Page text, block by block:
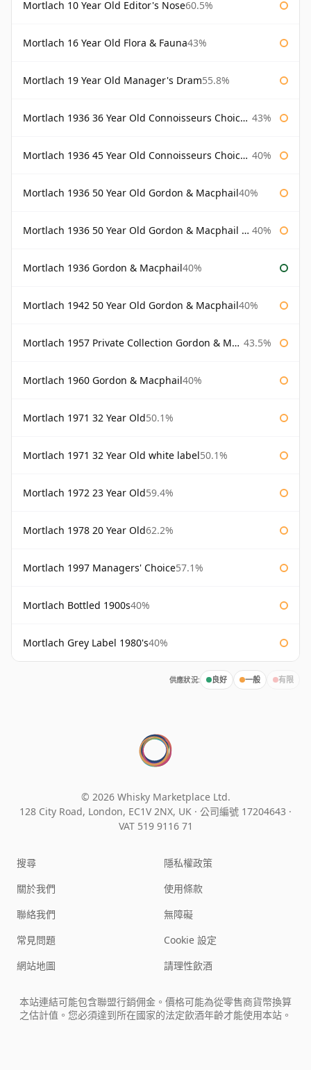
Mortlach 10 Year Old Editor's Nose60.5%
Mortlach 16 Year Old Flora & Fauna43%
Mortlach 19 Year Old Manager's Dram55.8%
Mortlach 1936 36 Year Old Connoisseurs Choice Gordon & Macphail 43%
Mortlach 1936 45 Year Old Connoisseurs Choice Gordon & Macphail 40%
Mortlach 1936 50 Year Old Gordon & Macphail40%
Mortlach 1936 50 Year Old Gordon & Macphail 75cl 40%
Mortlach 1936 Gordon & Macphail40%
Mortlach 1942 50 Year Old Gordon & Macphail40%
Mortlach 1957 Private Collection Gordon & Macphail 43.5%
Mortlach 1960 Gordon & Macphail40%
Mortlach 1971 32 Year Old50.1%
Mortlach 1971 32 Year Old white label50.1%
Mortlach 1972 23 Year Old59.4%
Mortlach 1978 20 Year Old62.2%
Mortlach 1997 Managers' Choice57.1%
Mortlach Bottled 1900s40%
Mortlach Grey Label 1980's40%
供應狀況: 良好 一般 有限
© 2026 Whisky Marketplace Ltd.
128 City Road, London, EC1V 2NX, UK · 公司編號 17204643 ·
VAT 519 9116 71
搜尋
關於我們
聯絡我們
常見問題
網站地圖
隱私權政策
使用條款
無障礙
Cookie 設定
請理性飲酒
本站連結可能包含聯盟行銷佣金。價格可能為從零售商貨幣換算
之估計值。您必須達到所在國家的法定飲酒年齡才能使用本站。